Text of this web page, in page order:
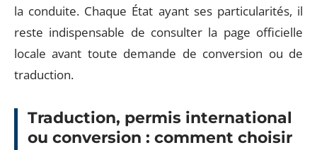
la conduite. Chaque État ayant ses particularités, il
reste indispensable de consulter la page officielle
locale avant toute demande de conversion ou de
traduction.
Traduction, permis international
ou conversion : comment choisir